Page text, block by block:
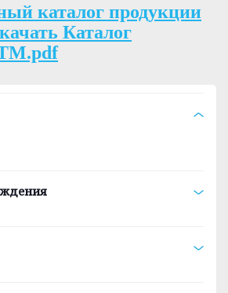
каталог продукции
Каталог